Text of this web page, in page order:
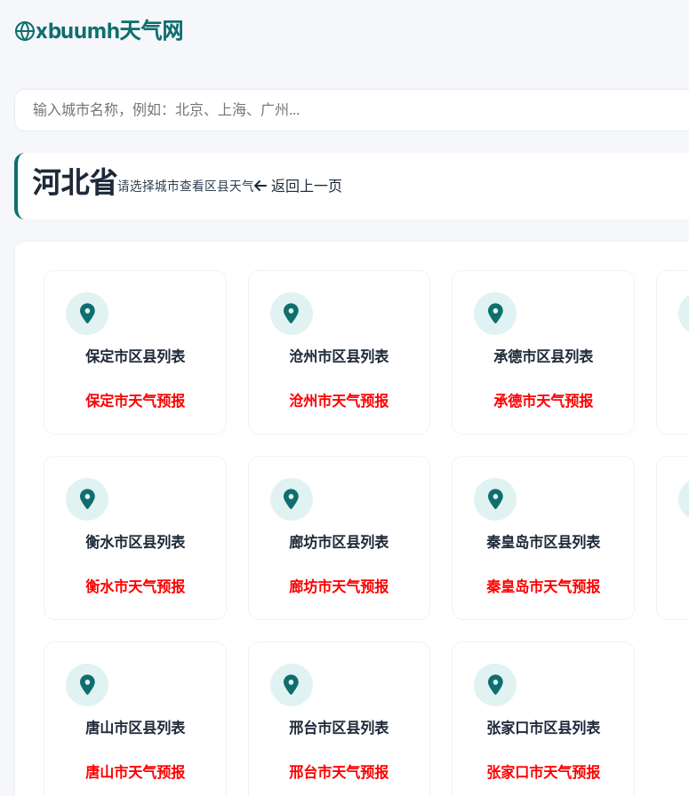
xbuumh天气网
河北省请选择城市查看区县天气 返回上一页
保定市区县列表
保定市天气预报
沧州市区县列表
沧州市天气预报
承德市区县列表
承德市天气预报
衡水市区县列表
衡水市天气预报
廊坊市区县列表
廊坊市天气预报
秦皇岛市区县列表
秦皇岛市天气预报
唐山市区县列表
唐山市天气预报
邢台市区县列表
邢台市天气预报
张家口市区县列表
张家口市天气预报